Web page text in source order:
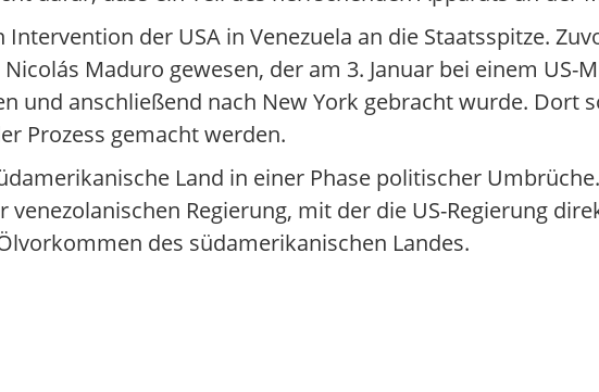
der USA in Venezuela an die Staatsspitze.
Maduro gewesen, der am 3. Januar bei einem US-
und anschließend nach New York gebracht wurde. Dort
Prozess gemacht werden.
Land in einer Phase politischer
Regierung, mit der die US-Regierung
des südamerikanischen Landes.